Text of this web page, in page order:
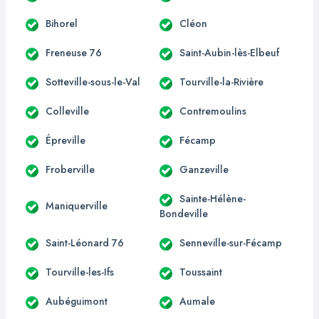
Bihorel Cléon
Freneuse 76 Saint-Aubin-lès-Elbeuf
Sotteville-sous-le-Val Tourville-la-Rivière
Colleville Contremoulins
Épreville Fécamp
Froberville Ganzeville
Maniquerville
Sainte-Hélène-
Bondeville
Saint-Léonard 76 Senneville-sur-Fécamp
Tourville-les-Ifs Toussaint
Aubéguimont Aumale